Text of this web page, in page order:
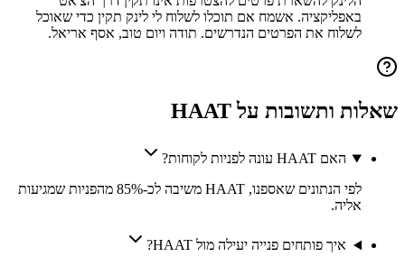
באפליקציה. אשמח אם תוכלו לשלוח לי לינק תקין כדי שאוכל
לשלוח את הפרטים הנדרשים. תודה ויום טוב, אסף אריאל.
שאלות ותשובות על HAAT
האם HAAT עונה לפניות לקוחות?
לפי הנתונים שאספנו, HAAT משיבה לכ-85% מהפניות שמגיעות
אליה.
איך פותחים פנייה יעילה מול HAAT?